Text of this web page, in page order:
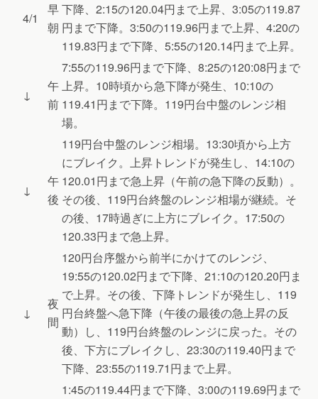
4/1
早
朝
下降、2:15の120.04円まで上昇、3:05の119.87
円まで下降。3:50の119.96円まで上昇、4:20の
119.83円まで下降、5:55の120.14円まで上昇。
↓
午
前
7:55の119.96円まで下降、8:25の120:08円まで
上昇。10時頃から急下降が発生、10:10の
119.41円まで下降。119円台中盤のレンジ相
場。
↓
午
後
119円台中盤のレンジ相場。13:30頃から上方
にブレイク。上昇トレンドが発生し、14:10の
120.01円まで急上昇（午前の急下降の反動）。
その後、119円台終盤のレンジ相場が継続。そ
の後、17時過ぎに上方にブレイク。17:50の
120.33円まで急上昇。
↓
夜
間
120円台序盤から前半にかけてのレンジ、
19:55の120.02円まで下降、21:10の120.20円ま
で上昇。その後、下降トレンドが発生し、119
円台終盤へ急下降（午後の最後の急上昇の反
動）し、119円台終盤のレンジに戻った。その
後、下方にブレイクし、23:30の119.40円まで
下降、23:55の119.71円まで上昇。
1:45の119.44円まで下降、3:00の119.69円まで